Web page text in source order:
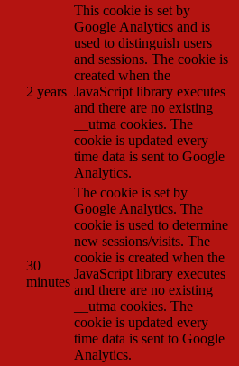
2 years
This cookie is set by
Google Analytics and is
used to distinguish users
and sessions. The cookie is
created when the
JavaScript library executes
and there are no existing
__utma cookies. The
cookie is updated every
time data is sent to Google
Analytics.
30
minutes
The cookie is set by
Google Analytics. The
cookie is used to determine
new sessions/visits. The
cookie is created when the
JavaScript library executes
and there are no existing
__utma cookies. The
cookie is updated every
time data is sent to Google
Analytics.